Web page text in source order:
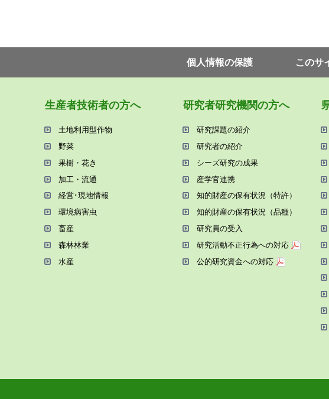
個⼈情報の保護 このサ
⽣産者技術者の⽅へ
⼟地利⽤型作物
野菜
果樹・花き
加⼯・流通
経営･現地情報
環境病害⾍
畜産
森林林業
⽔産
研究者研究機関の⽅へ
研究課題の紹介
研究者の紹介
シーズ研究の成果
産学官連携
知的財産の保有状況（特許）
知的財産の保有状況（品種）
研究員の受⼊
研究活動不正⾏為への対応
公的研究資金への対応